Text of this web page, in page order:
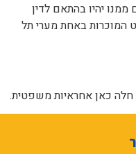
יהיו בהתאם לדין
המוכרות באחת מערי תל
חלה כאן אחראיות משפטית.